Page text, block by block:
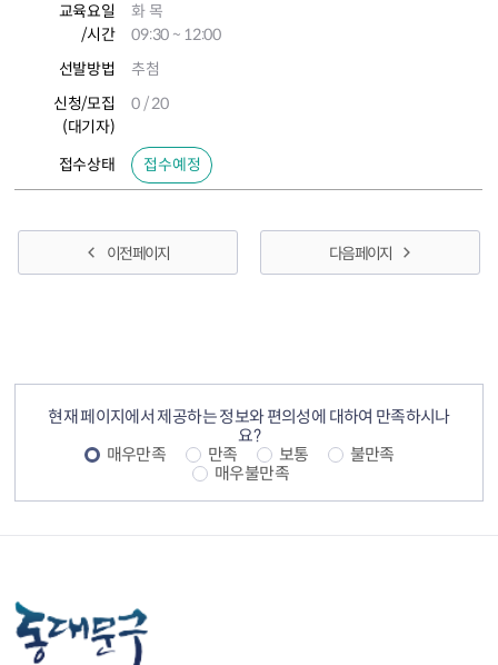
교육요일
/시간
화 목
09:30 ~ 12:00
선발방법
추첨
신청/모집
(대기자)
0 / 20
접수상태 접수예정
이전 페이지 다음 페이지
현재 페이지에서 제공하는 정보와 편의성에 대하여 만족하시나
요?
매우만족
만족 보통
불만족
매우불만족